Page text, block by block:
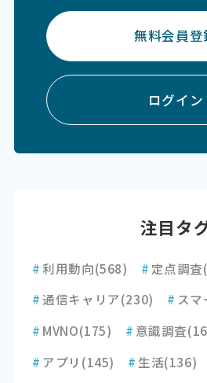
無料会員登
ログイン
注目タ
#利用動向(568) # 定点調査
#通信キャリア(230) # ス
# MVNO(175) # 意識調査
# アプリ (145) # 生活(136)